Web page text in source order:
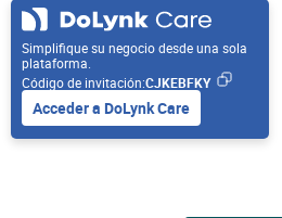
Simplifique su negocio desde una sola
plataforma.
Código de invitación:CJKEBFKY
Acceder a DoLynk Care